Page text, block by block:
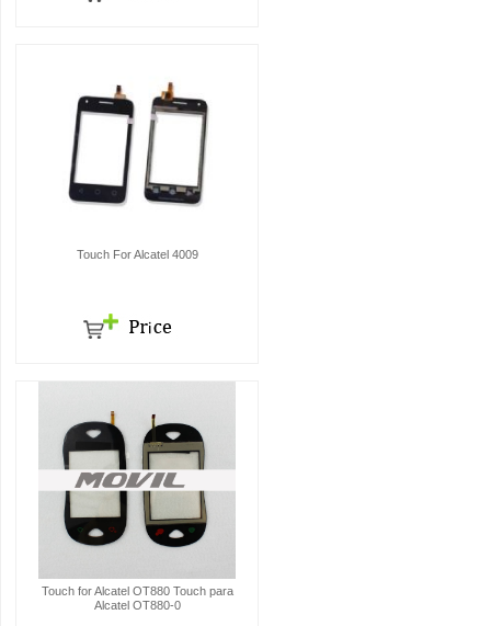
Touch For Alcatel 4009
Touch for Alcatel OT880 Touch para
Alcatel OT880-0